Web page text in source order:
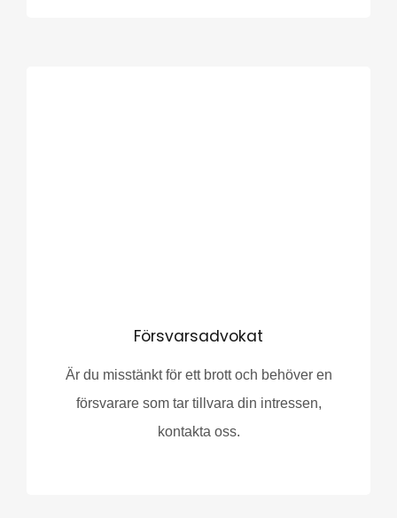
Försvarsadvokat
Är du misstänkt för ett brott och behöver en
försvarare som tar tillvara din intressen,
kontakta oss.